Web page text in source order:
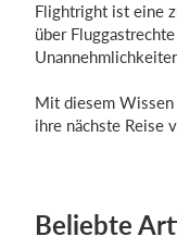
Flightright ist eine
über
Mit diesem Wissen
ihre nächste Reise
Beliebte